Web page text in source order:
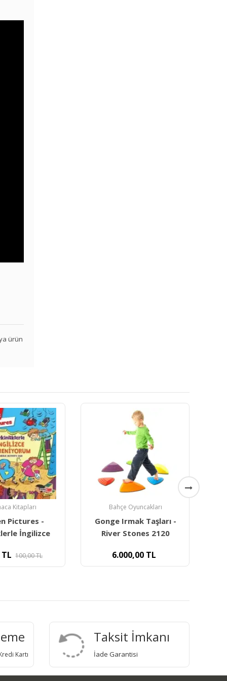
ürün
Kitapları
Pictures -
İngilizce
TL 100,00TL
Bahçe Oyuncakları
Gonge Irmak Taşları -
River Stones 2120
6.000,00 TL
Kartı
Taksit İmkanı
İade Garantisi